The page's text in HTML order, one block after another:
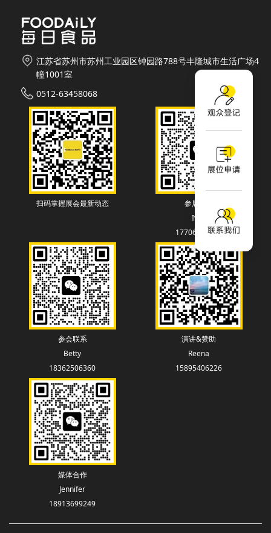
江苏省苏州市苏州工业园区钟园路788号丰隆城市生活广场4
幢1001室
0512-63458068
扫码掌握展会最新动态
参展联系
Ivey
17706130838
参会联系
Betty
18362506360
演讲&赞助
Reena
15895406226
媒体合作
Jennifer
18913699249